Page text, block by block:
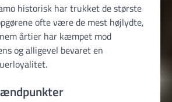
historisk har trukket de største
ofte være de mest højlydte,
årtier har kæmpet mod
og alligevel bevaret en